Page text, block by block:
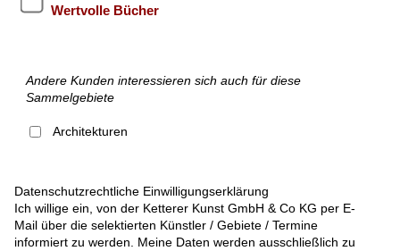
Wertvolle Bücher
Andere Kunden interessieren sich auch für diese
Sammelgebiete
Architekturen
Datenschutzrechtliche Einwilligungserklärung
Ich willige ein, von der Ketterer Kunst GmbH & Co KG per E-
Mail über die selektierten Künstler / Gebiete / Termine
informiert zu werden. Meine Daten werden ausschließlich zu